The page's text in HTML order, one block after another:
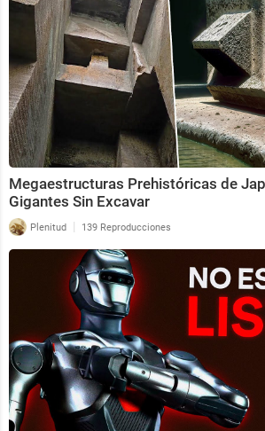
Megaestructuras Prehistóricas de
Gigantes Sin Excavar
Plenitud | 139 Reproducciones